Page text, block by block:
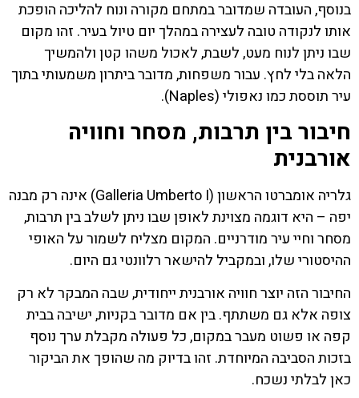
בנוסף, העובדה שמדובר במתחם מקורה ונוח להליכה הופכת
אותו לנקודה טובה לעצירה במהלך יום טיול בעיר. זהו מקום
שבו ניתן לנוח מעט, לשבת, לאכול משהו קטן ולהמשיך
הלאה בלי לחץ. עבור משפחות, מדובר ביתרון משמעותי בתוך
עיר תוססת כמו נאפולי (Naples).
חיבור בין תרבות, מסחר וחוויה
אורבנית
גלריה אומברטו הראשון (Galleria Umberto I) אינה רק מבנה
יפה – היא דוגמה מצוינת לאופן שבו ניתן לשלב בין תרבות,
מסחר וחיי עיר מודרניים. המקום מצליח לשמור על האופי
ההיסטורי שלו, ובמקביל להישאר רלוונטי גם היום.
החיבור הזה יוצר חוויה אורבנית ייחודית, שבה המבקר לא רק
צופה אלא גם משתתף. בין אם מדובר בקניות, ישיבה בבית
קפה או פשוט מעבר במקום, כל פעולה מקבלת ערך נוסף
בזכות הסביבה המיוחדת. זהו בדיוק מה שהופך את הביקור
כאן לבלתי נשכח.